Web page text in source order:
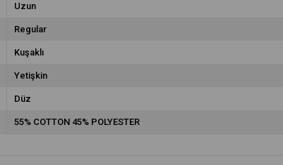
Uzun
Regular
Kuşaklı
Yetişkin
Düz
55% COTTON 45% POLYESTER